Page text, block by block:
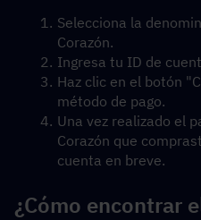
Selecciona la
Corazón.
Ingresa tu ID de
Haz clic en el botón
método de pago.
Una vez realizado el
Corazón que
cuenta en breve.
¿Cómo encontrar